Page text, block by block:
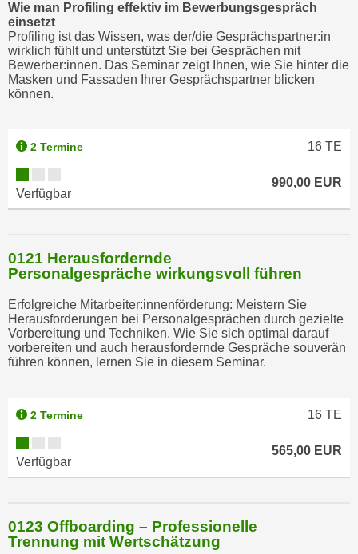
Wie man Profiling effektiv im Bewerbungsgespräch
einsetzt
Profiling ist das Wissen, was der/die Gesprächspartner:in
wirklich fühlt und unterstützt Sie bei Gesprächen mit
Bewerber:innen. Das Seminar zeigt Ihnen, wie Sie hinter die
Masken und Fassaden Ihrer Gesprächspartner blicken
können.
2 Termine 16 TE
Verfügbar
990,00 EUR
0121 Herausfordernde
Personalgespräche wirkungsvoll führen
Erfolgreiche Mitarbeiter:innenförderung: Meistern Sie
Herausforderungen bei Personalgesprächen durch gezielte
Vorbereitung und Techniken. Wie Sie sich optimal darauf
vorbereiten und auch herausfordernde Gespräche souverän
führen können, lernen Sie in diesem Seminar.
2 Termine 16 TE
Verfügbar
565,00 EUR
0123 Offboarding – Professionelle
Trennung mit Wertschätzung